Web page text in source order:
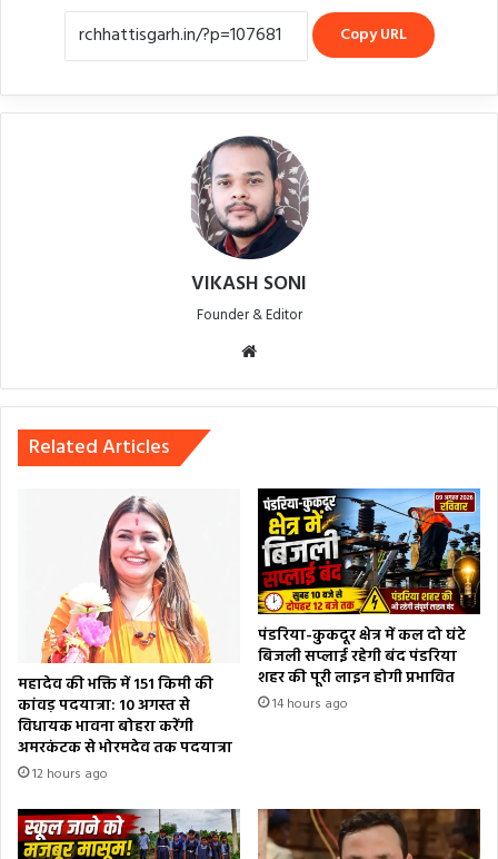
Copy URL
VIKASH SONI
Founder & Editor
Related Articles
महादेव की भक्ति में 151 किमी की
कांवड़ पदयात्रा: 10 अगस्त से
विधायक भावना बोहरा करेंगी
अमरकंटक से भोरमदेव तक पदयात्रा
12 hours ago
पंडरिया-कुकदूर क्षेत्र में कल दो घंटे
बिजली सप्लाई रहेगी बंद पंडरिया
शहर की पूरी लाइन होगी प्रभावित
14 hours ago